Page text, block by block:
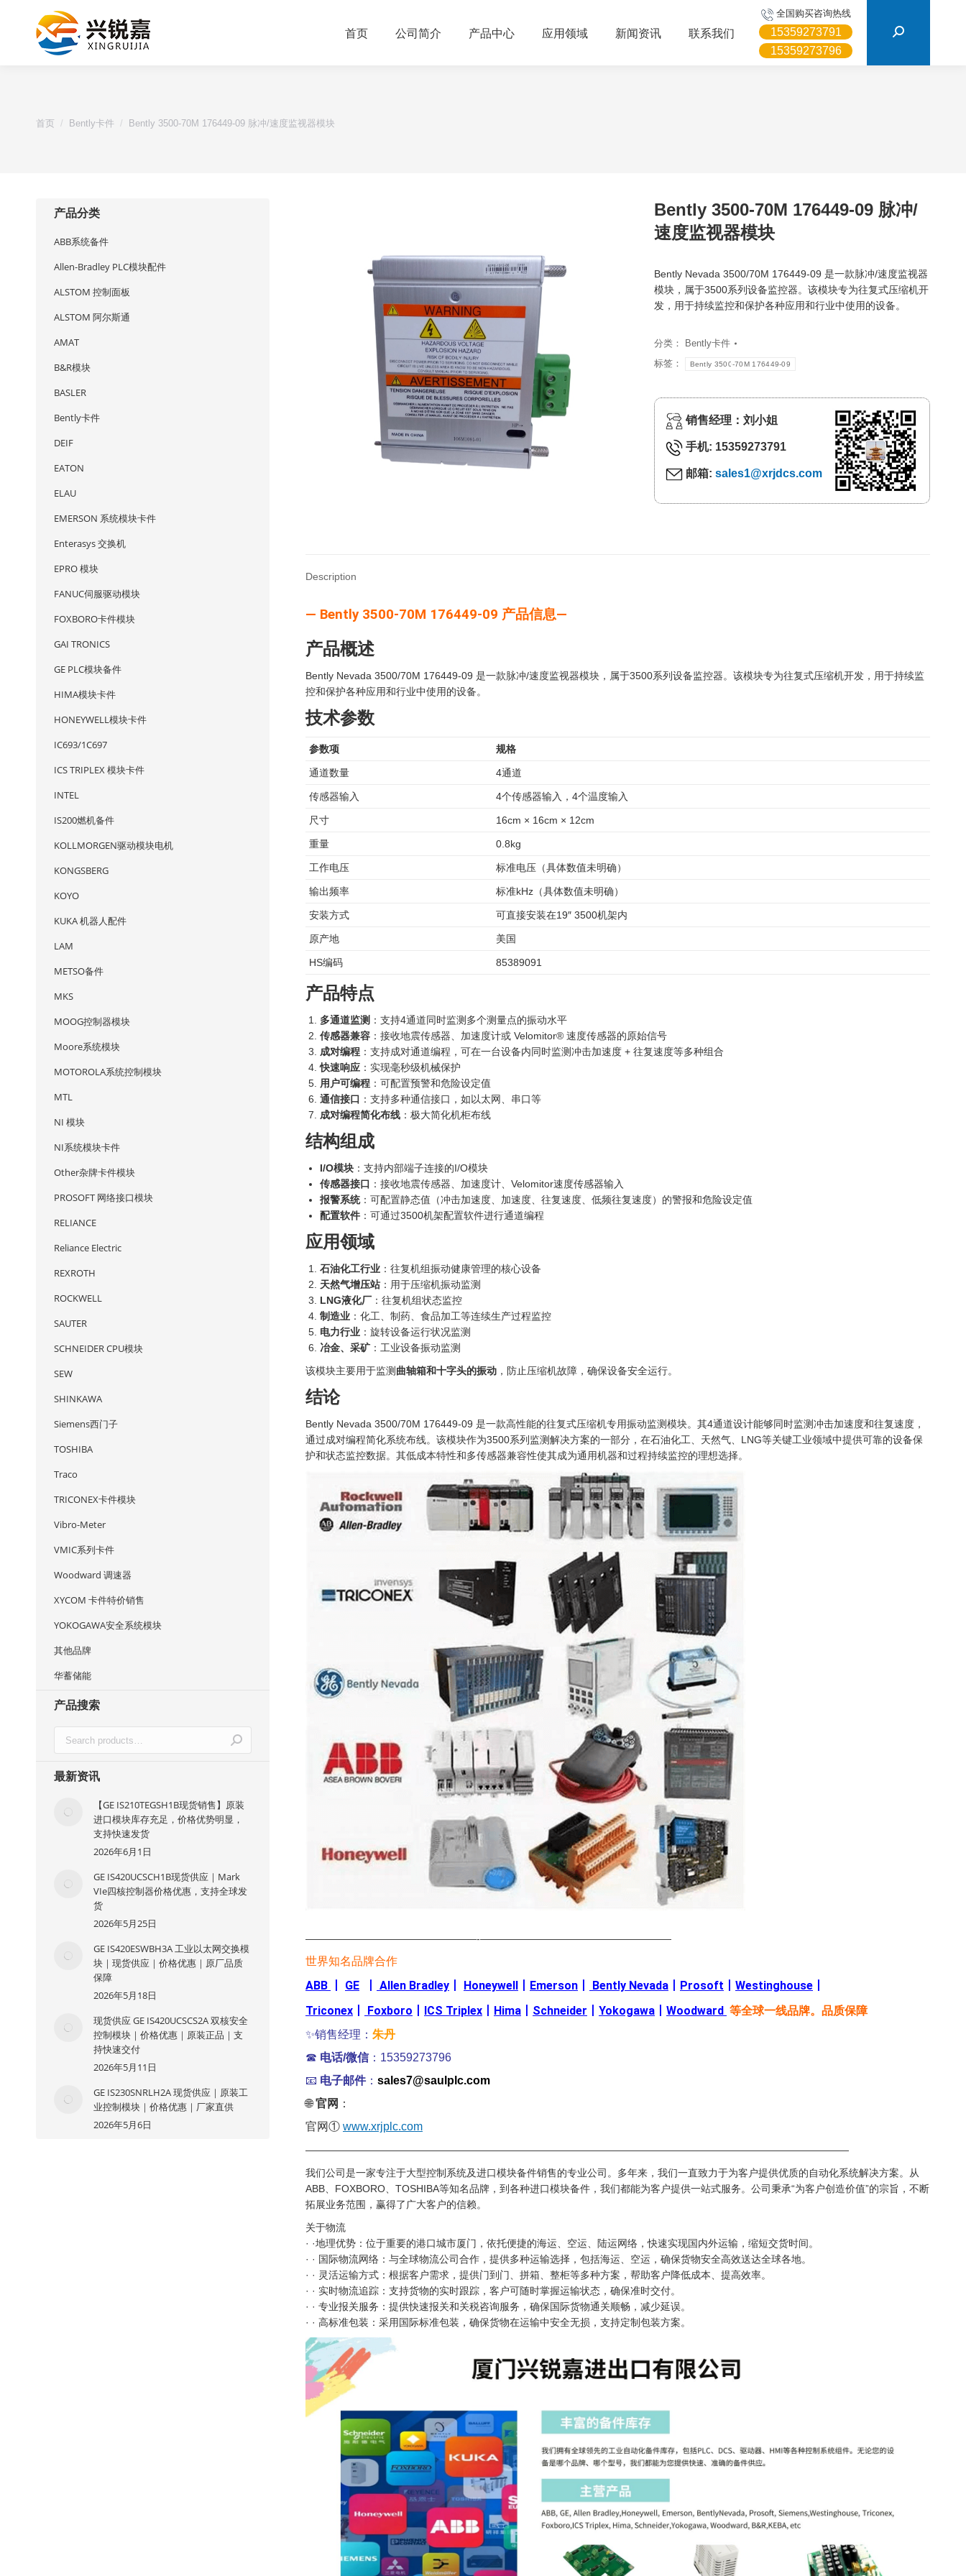
首页 公司简介 产品中心 应用领域 新闻资讯 联系我们
全国购买咨询热线
15359273791
15359273796
首页 Bently卡件 Bently 3500-70M 176449-09 脉冲/速度监视器模块
Bently 3500-70M 176449-09 脉冲/
速度监视器模块
Bently Nevada 3500/70M 176449-09 是一款脉冲/速度监视器
模块，属于3500系列设备监控器。该模块专为往复式压缩机开
发，用于持续监控和保护各种应用和行业中使用的设备。
分类：
Bently卡件
标签：
Bently 3500-70M 176449-09
销售经理：刘小姐
手机: 15359273791
邮箱: sales1@xrjdcs.com
Description
— Bently 3500-70M 176449-09 产品信息—
产品概述
Bently Nevada 3500/70M 176449-09 是一款脉冲/速度监视器模块，属于3500系列设备监控器。该模块专为往复式压缩机开发，用于持续监
控和保护各种应用和行业中使用的设备。
技术参数
参数项 规格
通道数量 4通道
传感器输入 4个传感器输入，4个温度输入
尺寸 16cm × 16cm × 12cm
重量 0.8kg
工作电压 标准电压（具体数值未明确）
输出频率 标准kHz（具体数值未明确）
安装方式 可直接安装在19″ 3500机架内
原产地 美国
HS编码 85389091
产品特点
多通道监测 ：支持4通道同时监测多个测量点的振动水平
传感器兼容 ：接收地震传感器、加速度计或 Velomitor® 速度传感器的原始信号
成对编程 ：支持成对通道编程，可在一台设备内同时监测冲击加速度 + 往复速度等多种组合
快速响应 ：实现毫秒级机械保护
用户可编程 ：可配置预警和危险设定值
通信接口 ：支持多种通信接口，如以太网、串口等
成对编程简化布线 ：极大简化机柜布线
结构组成
I/O模块 ：支持内部端子连接的I/O模块
传感器接口 ：接收地震传感器、加速度计、Velomitor速度传感器输入
报警系统：可配置静态值（冲击加速度、加速度、往复速度、低频往复速度）的警报和危险设定值
配置软件 ：可通过3500机架配置软件进行通道编程
应用领域
石油化工行业 ：往复机组振动健康管理的核心设备
天然气增压站 ：用于压缩机振动监测
LNG液化厂 ：往复机组状态监控
制造业 ：化工、制药、食品加工等连续生产过程监控
电力行业 ：旋转设备运行状况监测
冶金、采矿 ：工业设备振动监测
该模块主要用于监测曲轴箱和十字头的振动 ，防止压缩机故障，确保设备安全运行。
结论
Bently Nevada 3500/70M 176449-09 是一款高性能的往复式压缩机专用振动监测模块。其4通道设计能够同时监测冲击加速度和往复速度，
通过成对编程简化系统布线。该模块作为3500系列监测解决方案的一部分，在石油化工、天然气、LNG等关键工业领域中提供可靠的设备保
护和状态监控数据。其低成本特性和多传感器兼容性使其成为通用机器和过程持续监控的理想选择。
—————————————————-———————————————————
世界知名品牌合作
ABB GE Allen Bradley Honeywell Emerson Bently Nevada Prosoft Westinghouse
Triconex
Foxboro ICS Triplex Hima Schneider Yokogawa Woodward 等全球一线品牌。品质保障
✨销售经理： 朱丹
☎ 电话/微信：15359273796
📧 电子邮件： sales7@saulplc.com
🌐官网 ：
官网① www.xrjplc.com
——————————————————————————————————————————————————————
我们公司是一家专注于大型控制系统及进口模块备件销售的专业公司。多年来，我们一直致力于为客户提供优质的自动化系统解决方案。从
ABB、FOXBORO、TOSHIBA等知名品牌，到各种进口模块备件，我们都能为客户提供一站式服务。公司秉承“为客户创造价值”的宗旨，不断
拓展业务范围，赢得了广大客户的信赖。
关于物流
· ·地理优势：位于重要的港口城市厦门，依托便捷的海运、空运、陆运网络，快速实现国内外运输，缩短交货时间。
· · 国际物流网络：与全球物流公司合作，提供多种运输选择，包括海运、空运，确保货物安全高效送达全球各地。
· · 灵活运输方式：根据客户需求，提供门到门、拼箱、整柜等多种方案，帮助客户降低成本、提高效率。
· · 实时物流追踪：支持货物的实时跟踪，客户可随时掌握运输状态，确保准时交付。
· · 专业报关服务：提供快速报关和关税咨询服务，确保国际货物通关顺畅，减少延误。
· · 高标准包装：采用国际标准包装，确保货物在运输中安全无损，支持定制包装方案。
产品分类
ABB系统备件
Allen-Bradley PLC模块配件
ALSTOM 控制面板
ALSTOM 阿尔斯通
AMAT
B&R模块
BASLER
Bently卡件
DEIF
EATON
ELAU
EMERSON 系统模块卡件
Enterasys 交换机
EPRO 模块
FANUC伺服驱动模块
FOXBORO卡件模块
GAI TRONICS
GE PLC模块备件
HIMA模块卡件
HONEYWELL模块卡件
IC693/1C697
ICS TRIPLEX 模块卡件
INTEL
IS200燃机备件
KOLLMORGEN驱动模块电机
KONGSBERG
KOYO
KUKA 机器人配件
LAM
METSO备件
MKS
MOOG控制器模块
Moore系统模块
MOTOROLA系统控制模块
MTL
NI 模块
NI系统模块卡件
Other杂牌卡件模块
PROSOFT 网络接口模块
RELIANCE
Reliance Electric
REXROTH
ROCKWELL
SAUTER
SCHNEIDER CPU模块
SEW
SHINKAWA
Siemens西门子
TOSHIBA
Traco
TRICONEX卡件模块
Vibro-Meter
VMIC系列卡件
Woodward 调速器
XYCOM 卡件特价销售
YOKOGAWA安全系统模块
其他品牌
华蓄储能
产品搜索
最新资讯
【GE IS210TEGSH1B现货销售】原装
进口模块库存充足，价格优势明显，
支持快速发货
2026年6月1日
GE IS420UCSCH1B现货供应｜Mark
VIe四核控制器价格优惠，支持全球发
货
2026年5月25日
GE IS420ESWBH3A 工业以太网交换模
块｜现货供应｜价格优惠｜原厂品质
保障
2026年5月18日
现货供应 GE IS420UCSCS2A 双核安全
控制模块｜价格优惠｜原装正品｜支
持快速交付
2026年5月11日
GE IS230SNRLH2A 现货供应｜原装工
业控制模块｜价格优惠｜厂家直供
2026年5月6日